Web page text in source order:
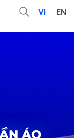
VI EN
ÁO